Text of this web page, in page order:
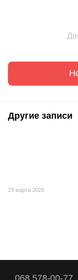
Другие записи
23 марта 2026
068 578-00-77